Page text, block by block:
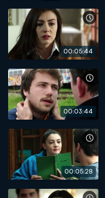
00:05:44
00:03:44
00:05:28